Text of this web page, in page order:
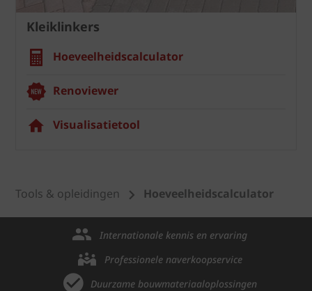
Kleiklinkers
Hoeveelheidscalculator
Renoviewer
Visualisatietool
Tools & opleidingen Hoeveelheidscalculator
Internationale kennis en ervaring
Professionele naverkoopservice
Duurzame bouwmateriaaloplossingen